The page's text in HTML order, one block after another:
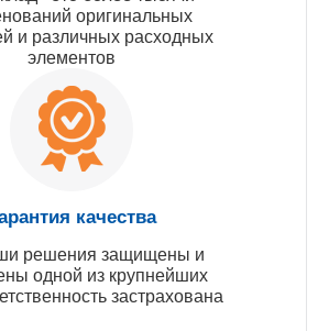
оригинальных
и различных расходных
элементов
качества
решения защищены и
одной из крупнейших
застрахована